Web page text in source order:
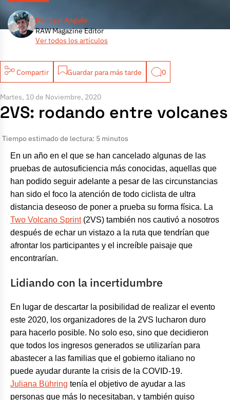
Por Javi Angulo
RAW Magazine Editor
Ver todos los artículos
Compartir Guardar para más tarde 0
Martes, 10 de Noviembre, 2020
2VS: rodando entre volcanes
Tiempo estimado de lectura: 5 minutos
En un año en el que se han cancelado algunas de las
pruebas de autosuficiencia más conocidas, aquellas que
han podido seguir adelante a pesar de las circunstancias
han sido el foco la atención de todo ciclista de ultra
distancia deseoso de poner a prueba su forma física. La
Two Volcano Sprint(2VS) también nos cautivó a nosotros
después de echar un vistazo a la ruta que tendrían que
afrontar los participantes y el increíble paisaje que
encontrarían.
Lidiando con la incertidumbre
En lugar de descartar la posibilidad de realizar el evento
este 2020, los organizadores de la 2VS lucharon duro
para hacerlo posible. No solo eso, sino que decidieron
que todos los ingresos generados se utilizarían para
abastecer a las familias que el gobierno italiano no
puede ayudar durante la crisis de la COVID-19.
Juliana Bühring tenía el objetivo de ayudar a las
personas que más lo necesitaban, y también quiso